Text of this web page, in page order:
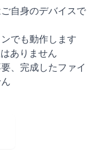
自身のデバイスで
でも動作します
ありません
、完成したファイ